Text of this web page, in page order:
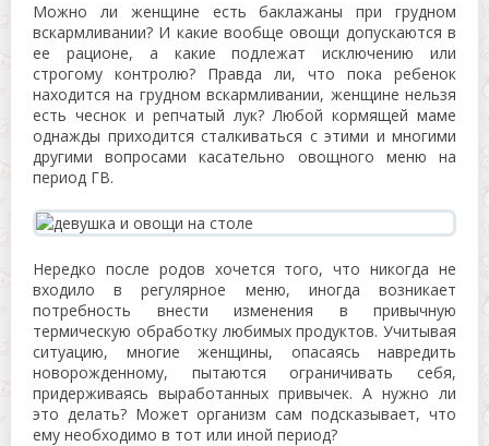
Можно ли женщине есть баклажаны при грудном
вскармливании? И какие вообще овощи допускаются в
ее рационе, а какие подлежат исключению или
строгому контролю? Правда ли, что пока ребенок
находится на грудном вскармливании, женщине нельзя
есть чеснок и репчатый лук? Любой кормящей маме
однажды приходится сталкиваться с этими и многими
другими вопросами касательно овощного меню на
период ГВ.
Нередко после родов хочется того, что никогда не
входило в регулярное меню, иногда возникает
потребность внести изменения в привычную
термическую обработку любимых продуктов. Учитывая
ситуацию, многие женщины, опасаясь навредить
новорожденному, пытаются ограничивать себя,
придерживаясь выработанных привычек. А нужно ли
это делать? Может организм сам подсказывает, что
ему необходимо в тот или иной период?